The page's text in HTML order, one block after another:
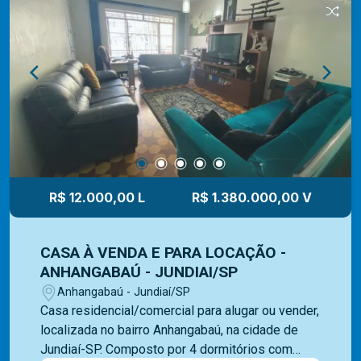
uma ampla opção de imóveis residenciais,
comerciais e lançamentos e equipe Mediterrâneo
Imóveis é especializada e recebe treinamento
exclusivo para melhor te atender. Ligue e solicite
seu atendimento!
R$ 12.000,00 L R$ 1.380.000,00 V
CASA À VENDA E PARA LOCAÇÃO -
ANHANGABAÚ - JUNDIAI/SP
Anhangabaú - Jundiaí/SP
Casa residencial/comercial para alugar ou vender,
localizada no bairro Anhangabaú, na cidade de
Jundiaí-SP. Composto por 4 dormitórios com